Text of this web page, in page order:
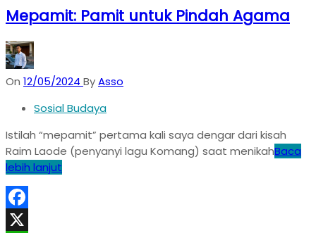
Mepamit: Pamit untuk Pindah Agama
On 12/05/2024 ByAsso
Sosial Budaya
Istilah “mepamit” pertama kali saya dengar dari kisah
Raim Laode (penyanyi lagu Komang) saat menikahBaca
lebih lanjut
Facebook